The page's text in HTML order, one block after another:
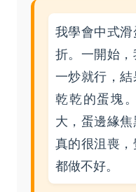
我學會中式
折。一開始
一炒就行，結
乾乾的蛋塊
大，蛋邊緣
真的很沮喪
都做不好。